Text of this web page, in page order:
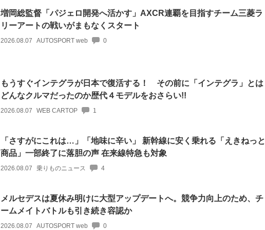
増岡総監督「パジェロ開発へ活かす」AXCR連覇を目指すチーム三菱ラ
リーアートの戦いがまもなくスタート
2026.08.07 AUTOSPORT web 0
もうすぐインテグラが日本で復活する！ その前に「インテグラ」とは
どんなクルマだったのか歴代４モデルをおさらい!!
2026.08.07 WEB CARTOP 1
「さすがにこれは…」「地味に辛い」 新幹線に安く乗れる「えきねっと
商品」一部終了に落胆の声 在来線特急も対象
2026.08.07 乗りものニュース 4
メルセデスは夏休み明けに大型アップデートへ。競争力向上のため、チ
ームメイトバトルも引き続き容認か
2026.08.07 AUTOSPORT web 0